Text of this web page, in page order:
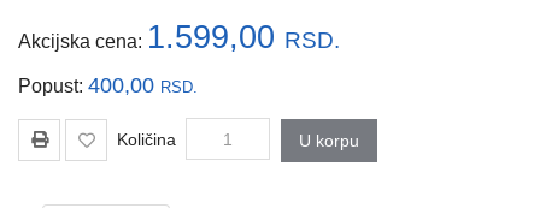
skeniranje
Kablovi
adapteri
Akcijska cena: 1.599,00 RSD.
Popust: 400,00 RSD.
Količina U korpu